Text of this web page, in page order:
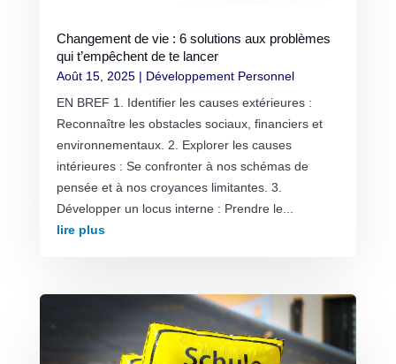
Changement de vie : 6 solutions aux problèmes
qui t’empêchent de te lancer
Août 15, 2025| Développement Personnel
EN BREF 1. Identifier les causes extérieures :
Reconnaître les obstacles sociaux, financiers et
environnementaux. 2. Explorer les causes
intérieures : Se confronter à nos schémas de
pensée et à nos croyances limitantes. 3.
Développer un locus interne : Prendre le...
lire plus